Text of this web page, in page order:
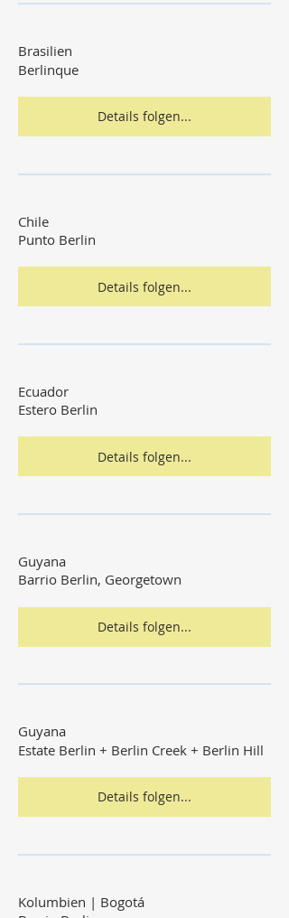
Brasilien
Berlinque
Details folgen...
Chile
Punto Berlin
Details folgen...
Ecuador
Estero Berlin
Details folgen...
Guyana
Barrio Berlin, Georgetown
Details folgen...
Guyana
Estate Berlin + Berlin Creek + Berlin Hill
Details folgen...
Kolumbien | Bogotá